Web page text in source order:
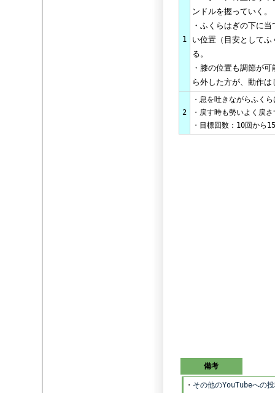
1
ンドルを握っていく。
・ふくらはぎの下に
い位置（目安として
る。
・膝の位置も調節が
ら外した方が、動作
2
・息を吐きながらふく
・戻す時も勢いよく戻
・目標回数：10回から
備考
・ その他のYouTubeへの